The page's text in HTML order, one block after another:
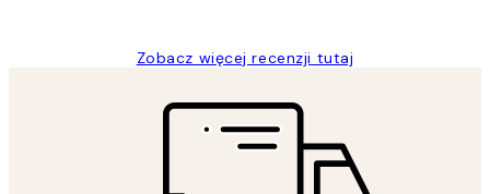
Zobacz więcej recenzji tutaj